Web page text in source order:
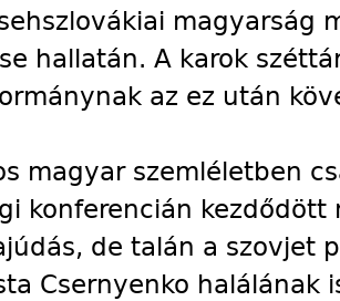
magyarság
hallatán. A karok
az ez után
magyar szemléletben
konferencián
de talán a szovjet
Csernyenko halálának